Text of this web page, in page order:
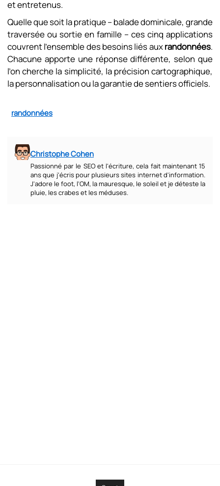
et entretenus.
Quelle que soit la pratique – balade dominicale, grande
traversée ou sortie en famille – ces cinq applications
couvrent l’ensemble des besoins liés auxrandonnées.
Chacune apporte une réponse différente, selon que
l’on cherche la simplicité, la précision cartographique,
la personnalisation ou la garantie de sentiers officiels.
randonnées
Christophe Cohen
Passionné par le SEO et l'écriture, cela fait maintenant 15
ans que j'écris pour plusieurs sites internet d'information.
J'adore le foot, l'OM, la mauresque, le soleil et je déteste la
pluie, les crabes et les méduses.